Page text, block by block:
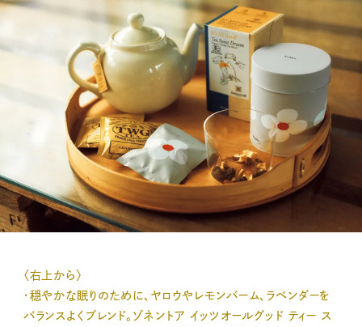
〈右上から〉
・穏やかな眠りのために、ヤロウやレモンバーム、ラベンダーを
バランスよくブレンド。ゾネントア イッツオールグッド ティー ス